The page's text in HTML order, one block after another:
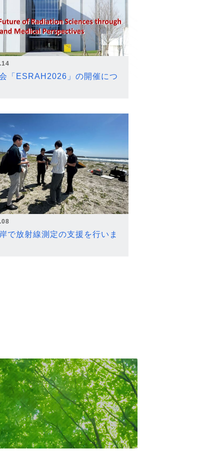
「ESRAH2026」の開催につ
で放射線測定の支援を行いま